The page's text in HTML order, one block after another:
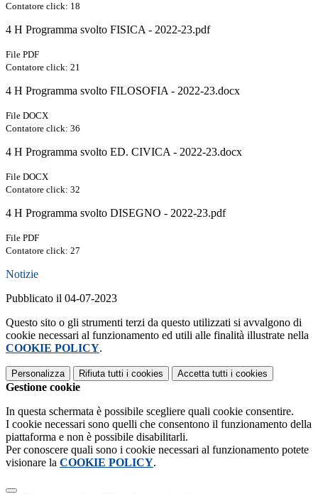
Contatore click: 18
4 H Programma svolto FISICA - 2022-23.pdf
File PDF
Contatore click: 21
4 H Programma svolto FILOSOFIA - 2022-23.docx
File DOCX
Contatore click: 36
4 H Programma svolto ED. CIVICA - 2022-23.docx
File DOCX
Contatore click: 32
4 H Programma svolto DISEGNO - 2022-23.pdf
File PDF
Contatore click: 27
Notizie
Pubblicato il 04-07-2023
Questo sito o gli strumenti terzi da questo utilizzati si avvalgono di
cookie necessari al funzionamento ed utili alle finalità illustrate nella
COOKIE POLICY.
Personalizza Rifiuta tutti i cookies Accetta tutti i cookies
Gestione cookie
In questa schermata è possibile scegliere quali cookie consentire.
I cookie necessari sono quelli che consentono il funzionamento della
piattaforma e non è possibile disabilitarli.
Per conoscere quali sono i cookie necessari al funzionamento potete
visionare la COOKIE POLICY.